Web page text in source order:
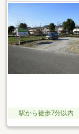
駅から徒歩7分以内